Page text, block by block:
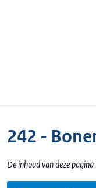
242 -
De inhoud van deze